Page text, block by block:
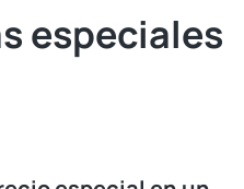
especiales